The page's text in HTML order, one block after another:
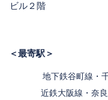
ビル２階
＜最寄駅＞
地下鉄谷町線・千日
近鉄大阪線・奈